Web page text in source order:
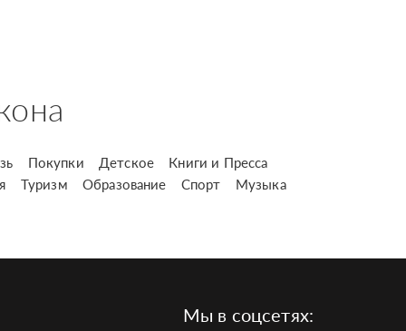
Покупки Детское
Книги и Пресса
Туризм Образование Спорт Музыка
Мы в соцсетях: